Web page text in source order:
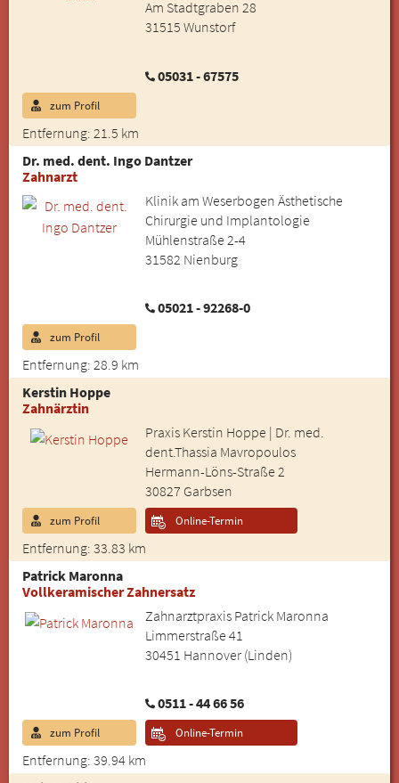
Am Stadtgraben 28
31515 Wunstorf
05031 - 67575
Entfernung: 21.5 km
zum Profil
Dr. med. dent. Ingo Dantzer
Zahnarzt
Klinik am Weserbogen Ästhetische
Chirurgie und Implantologie
Mühlenstraße 2-4
31582 Nienburg
05021 - 92268-0
Entfernung: 28.9 km
zum Profil
Kerstin Hoppe
Zahnärztin
Praxis Kerstin Hoppe | Dr. med.
dent.Thassia Mavropoulos
Hermann-Löns-Straße 2
30827 Garbsen
Entfernung: 33.83 km
zum Profil Online-Termin
Patrick Maronna
Vollkeramischer Zahnersatz
Zahnarztpraxis Patrick Maronna
Limmerstraße 41
30451 Hannover (Linden)
0511 - 44 66 56
Entfernung: 39.94 km
zum Profil Online-Termin